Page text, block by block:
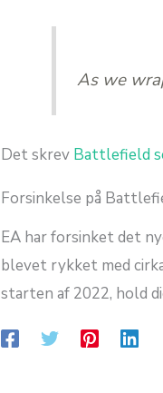
As we
Det skrev Battlefield
Forsinkelse på
EA har forsinket det
blevet rykket med
starten af 2022, hold